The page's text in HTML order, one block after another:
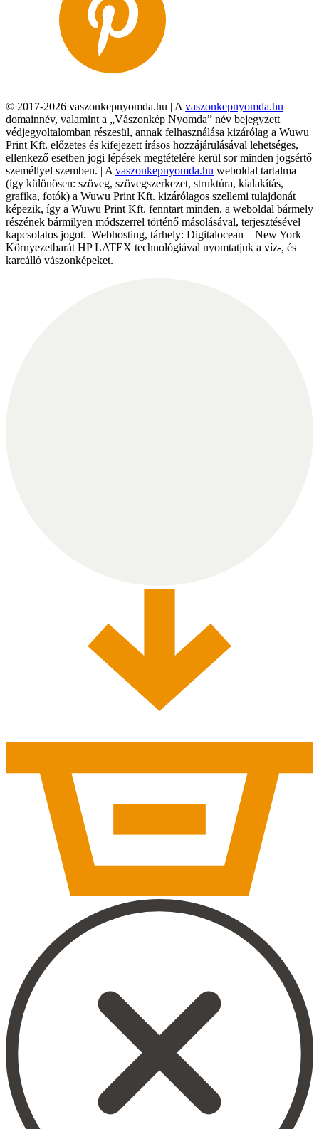
© 2017-2026 vaszonkepnyomda.hu | A vaszonkepnyomda.hu
domainnév, valamint a „Vászonkép Nyomda” név bejegyzett
védjegyoltalomban részesül, annak felhasználása kizárólag a Wuwu
Print Kft. előzetes és kifejezett írásos hozzájárulásával lehetséges,
ellenkező esetben jogi lépések megtételére kerül sor minden jogsértő
személlyel szemben. | A vaszonkepnyomda.hu weboldal tartalma
(így különösen: szöveg, szövegszerkezet, struktúra, kialakítás,
grafika, fotók) a Wuwu Print Kft. kizárólagos szellemi tulajdonát
képezik, így a Wuwu Print Kft. fenntart minden, a weboldal bármely
részének bármilyen módszerrel történő másolásával, terjesztésével
kapcsolatos jogot. |Webhosting, tárhely: Digitalocean – New York |
Környezetbarát HP LATEX technológiával nyomtatjuk a víz-, és
karcálló vászonképeket.